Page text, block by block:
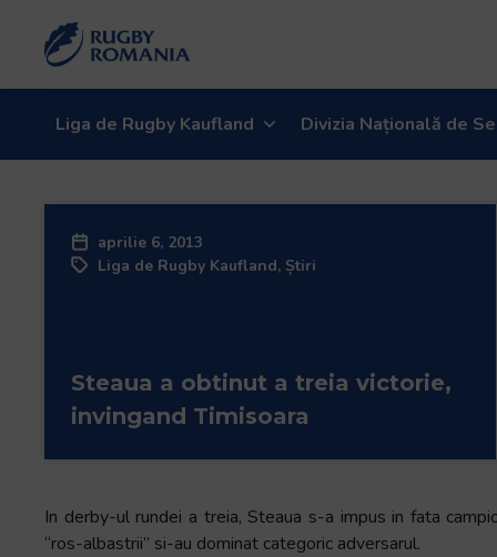
Liga de Rugby Kaufland Divizia Națională de
aprilie 6, 2013
Liga de Rugby Kaufland, Știri
Steaua a obtinut a treia victorie,
invingand Timisoara
In derby-ul rundei a treia, Steaua s-a impus in fata
“ros-albastrii” si-au dominat categoric adversarul.